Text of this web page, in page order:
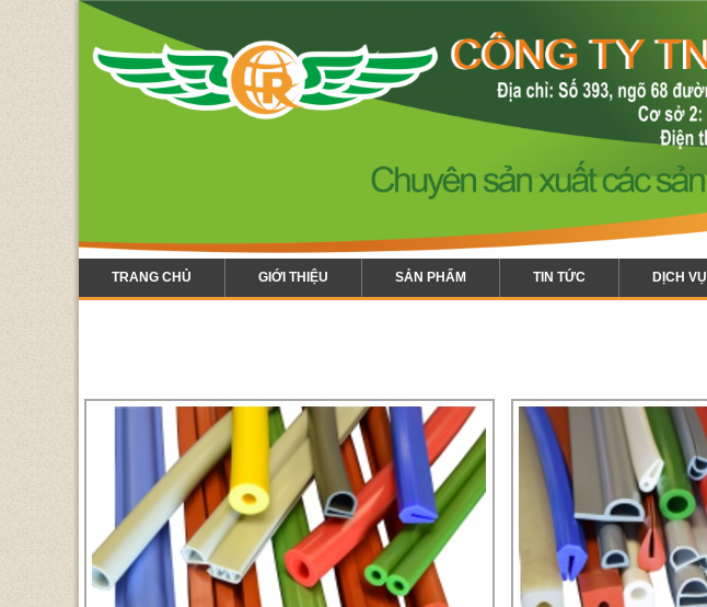
TRANG CHỦ GIỚI THIỆU SẢN PHẨM TIN TỨC DỊCH VỤ